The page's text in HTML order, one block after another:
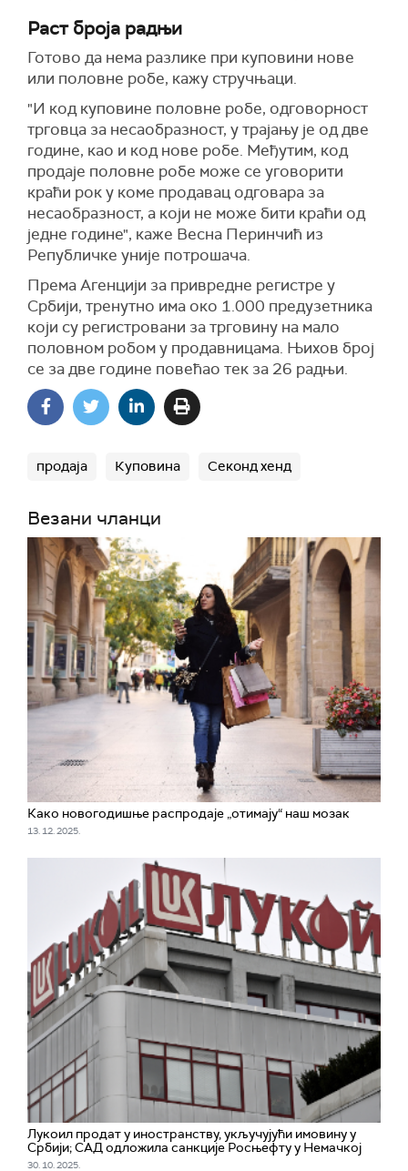
Раст броја радњи
Готово да нема разлике при куповини нове
или половне робе, кажу стручњаци.
"И код куповине половне робе, одговорност
трговца за несаобразност, у трајању је од две
године, као и код нове робе. Међутим, код
продаје половне робе може се уговорити
краћи рок у коме продавац одговара за
несаобразност, а који не може бити краћи од
једне године", каже Весна Перинчић из
Републичке уније потрошача.
Према Агенцији за привредне регистре у
Србији, тренутно има око 1.000 предузетника
који су регистровани за трговину на мало
половном робом у продавницама. Њихов број
се за две године повећао тек за 26 радњи.
продаја Куповина Секонд хенд
Везани чланци
Како новогодишње распродаје „отимају“ наш мозак
13. 12. 2025.
Лукоил продат у иностранству, укључујући имовину у
Србији; САД одложила санкције Росњефту у Немачкој
30. 10. 2025.